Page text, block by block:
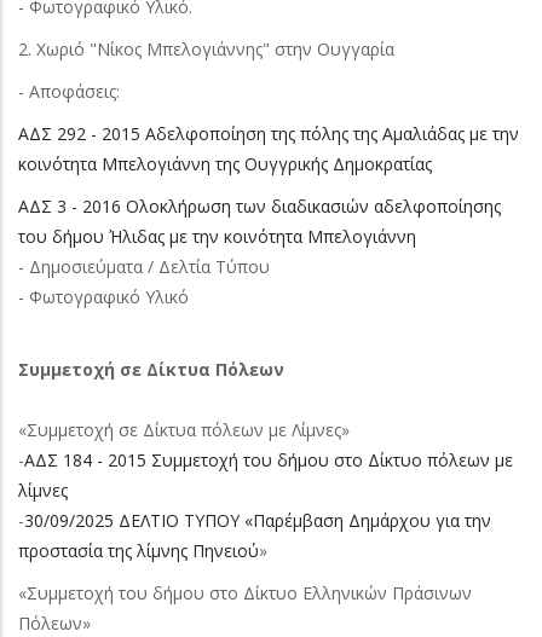
- Φωτογραφικό Υλικό.
2. Χωριό "Νίκος Μπελογιάννης" στην Ουγγαρία
- Αποφάσεις:
ΑΔΣ 292 - 2015 Αδελφοποίηση της πόλης της Αμαλιάδας με την
κοινότητα Μπελογιάννη της Ουγγρικής Δημοκρατίας
ΑΔΣ 3 - 2016 Ολοκλήρωση των διαδικασιών αδελφοποίησης
του δήμου Ήλιδας με την κοινότητα Μπελογιάννη
- Δημοσιεύματα / Δελτία Τύπου
- Φωτογραφικό Υλικό
Συμμετοχή σε Δίκτυα Πόλεων
«Συμμετοχή σε Δίκτυα πόλεων με Λίμνες»
-ΑΔΣ 184 - 2015 Συμμετοχή του δήμου στο Δίκτυο πόλεων με
λίμνες
-30/09/2025 ΔΕΛΤΙΟ ΤΥΠΟΥ «Παρέμβαση Δημάρχου για την
προστασία της λίμνης Πηνειού»
«Συμμετοχή του δήμου στο Δίκτυο Ελληνικών Πράσινων
Πόλεων»